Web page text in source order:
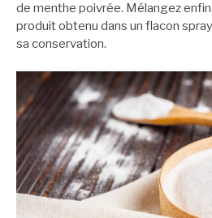
de menthe poivrée. Mélangez
produit obtenu dans un flacon
sa conservation.